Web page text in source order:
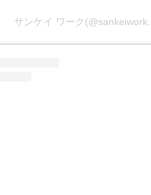
サンケイ ワーク